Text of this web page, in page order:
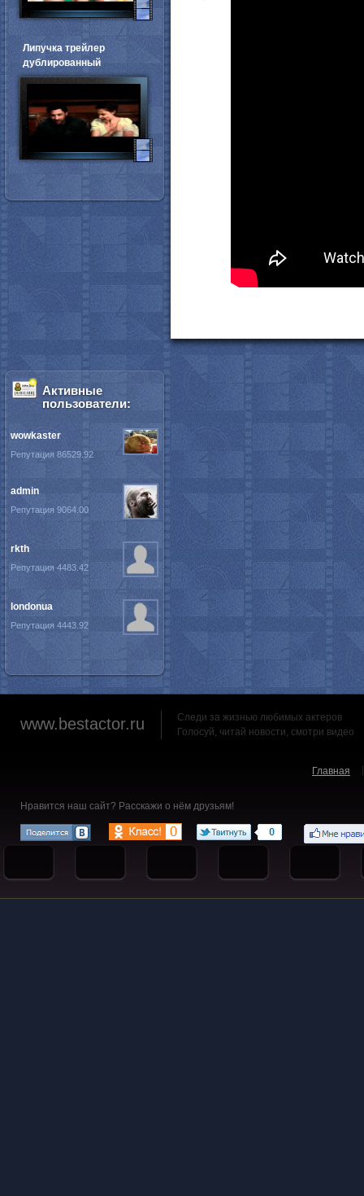
Липучка трейлер
дублированный
Активные
пользователи:
wowkaster
Репутация 86529.92
admin
Репутация 9064.00
rkth
Репутация 4483.42
londonua
Репутация 4443.92
www.bestactor.ru
Следи за жизнью любимых актеров
Голосуй, читай новости, смотри видео
Главная
Нравится наш сайт? Расскажи о нём друзьям!